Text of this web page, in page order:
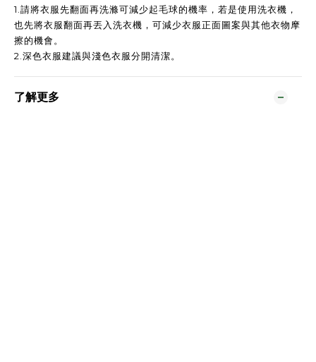
1.請將衣服先翻面再洗滌可減少起毛球的機率，若是使用洗衣機，
也先將衣服翻面再丟入洗衣機，可減少衣服正面圖案與其他衣物摩
擦的機會。
2.深色衣服建議與淺色衣服分開清潔。
了解更多